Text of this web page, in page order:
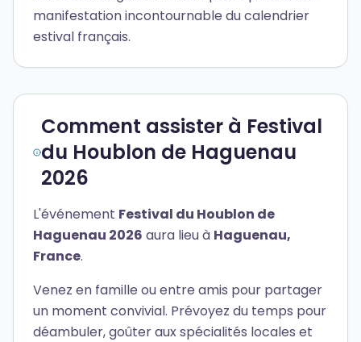
manifestation incontournable du calendrier
estival français.
Comment assister à Festival
du Houblon de Haguenau
2026
L'événement Festival du Houblon de
Haguenau 2026 aura lieu à Haguenau,
France.
Venez en famille ou entre amis pour partager
un moment convivial. Prévoyez du temps pour
déambuler, goûter aux spécialités locales et